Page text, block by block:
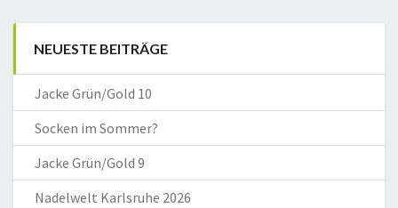
NEUESTE BEITRÄGE
Jacke Grün/Gold 10
Socken im Sommer?
Jacke Grün/Gold 9
Nadelwelt Karlsruhe 2026